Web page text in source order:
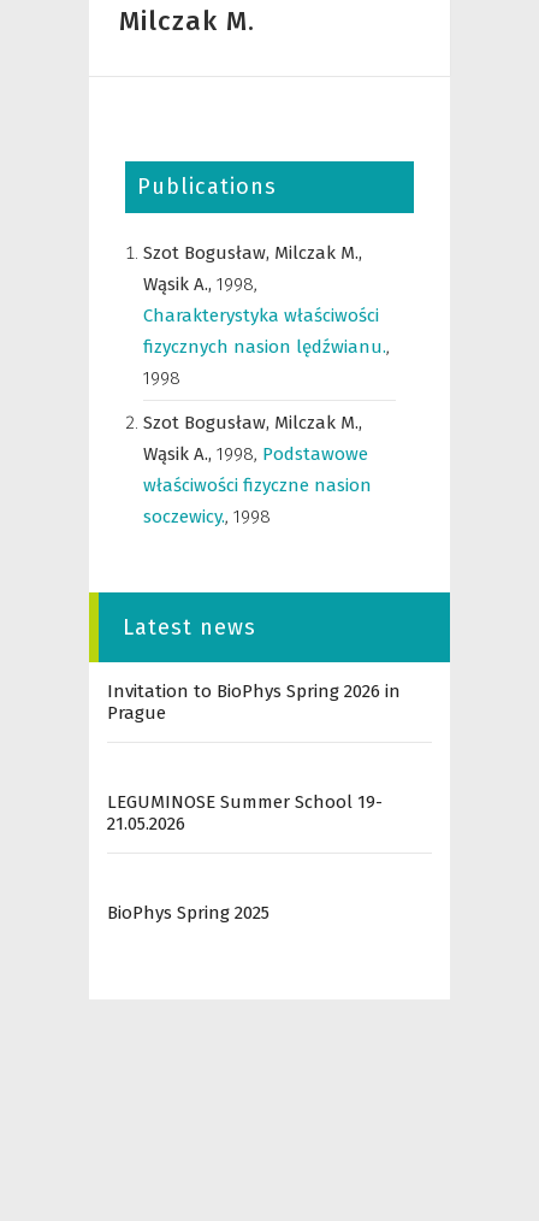
Milczak M.
Publications
Szot Bogusław, Milczak M.,
Wąsik A., 1998,
Charakterystyka właściwości
fizycznych nasion lędźwianu.,
1998
Szot Bogusław, Milczak M.,
Wąsik A., 1998, Podstawowe
właściwości fizyczne nasion
soczewicy., 1998
Latest news
Invitation to BioPhys Spring 2026 in
Prague
LEGUMINOSE Summer School 19-
21.05.2026
BioPhys Spring 2025